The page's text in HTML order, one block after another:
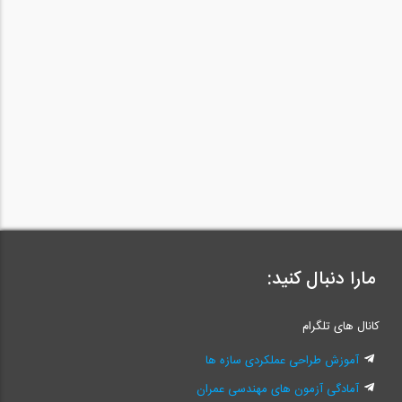
مارا دنبال کنید:
کانال های تلگرام
آموزش طراحی عملکردی سازه ها
آمادگی آزمون های مهندسی عمران